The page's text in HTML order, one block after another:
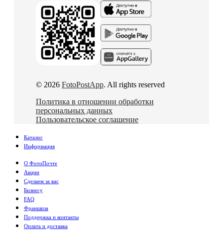
© 2026 FotoPostApp. All rights reserved
Политика в отношении обработки
персональных данных
Пользовательское соглашение
Каталог
Информация
О ФотоПочте
Акции
Сделаем за вас
Бизнесу
FAQ
Франшиза
Поддержка и контакты
Оплата и доставка